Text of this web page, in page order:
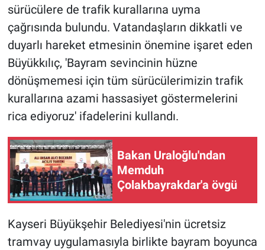
sürücülere de trafik kurallarına uyma
çağrısında bulundu. Vatandaşların dikkatli ve
duyarlı hareket etmesinin önemine işaret eden
Büyükkılıç, 'Bayram sevincinin hüzne
dönüşmemesi için tüm sürücülerimizin trafik
kurallarına azami hassasiyet göstermelerini
rica ediyoruz' ifadelerini kullandı.
Bakan Uraloğlu'ndan
Memduh
Çolakbayrakdar'a övgü
Kayseri Büyükşehir Belediyesi'nin ücretsiz
tramvay uygulamasıyla birlikte bayram boyunca